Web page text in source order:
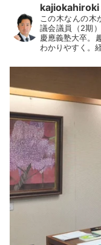
kajiokahiroki
この木なんの
議会議員（2期
慶應義塾大卒。
わかりやすく。